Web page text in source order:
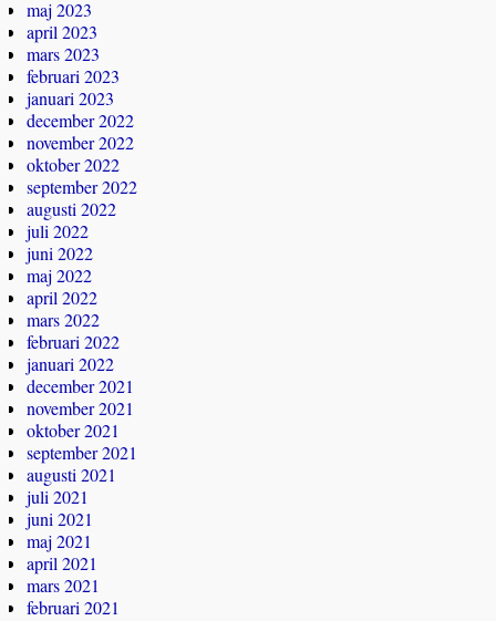
maj 2023
april 2023
mars 2023
februari 2023
januari 2023
december 2022
november 2022
oktober 2022
september 2022
augusti 2022
juli 2022
juni 2022
maj 2022
april 2022
mars 2022
februari 2022
januari 2022
december 2021
november 2021
oktober 2021
september 2021
augusti 2021
juli 2021
juni 2021
maj 2021
april 2021
mars 2021
februari 2021